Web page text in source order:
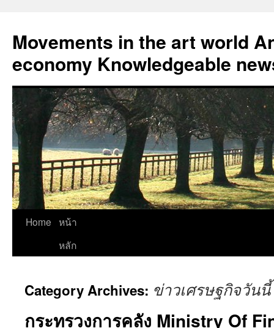
content
Movements in the art world
economy Knowledgeable
Home หน้า
หลัก
Category Archives: ข่าวเศรษฐกิจวันนี้
กระทรวงการคลัง Ministry Of